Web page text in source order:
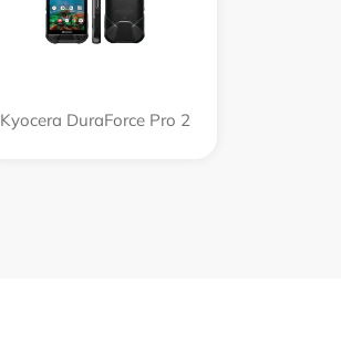
Kyocera DuraForce Pro 2